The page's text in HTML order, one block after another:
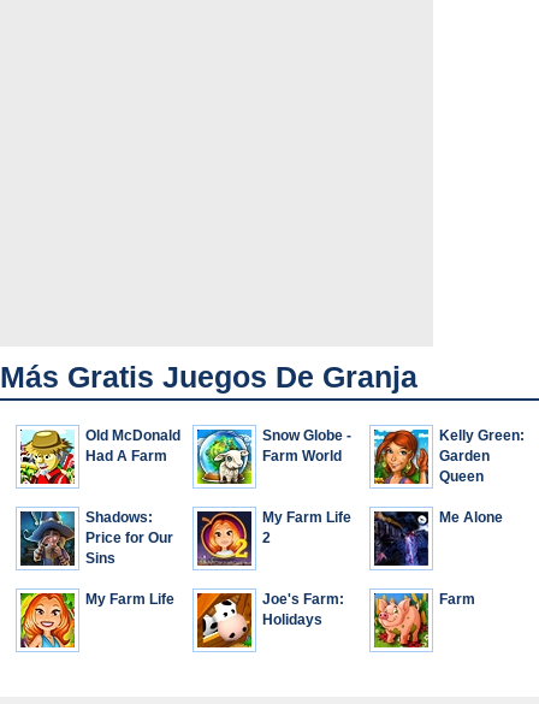
Más Gratis Juegos De Granja
Old McDonald
Had A Farm
Snow Globe -
Farm World
Kelly Green:
Garden
Queen
Shadows:
Price for Our
Sins
My Farm Life
2
Me Alone
My Farm Life
Joe's Farm:
Holidays
Farm